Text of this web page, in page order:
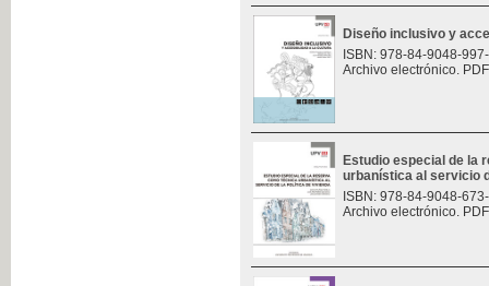
Diseño inclusivo y
ISBN: 978-84-9048-
Archivo electrónico.
Estudio especial de la
urbanística al servicio
ISBN: 978-84-9048-
Archivo electrónico.